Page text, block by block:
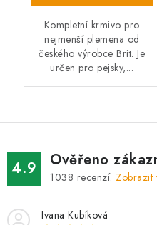
Kompletní krmivo pro
nejmenší plemena od
českého výrobce Brit. Je
určen pro pejsky,...
4.9 Ověřeno
1038 recenzí. Zobrazit
Ivana Kubíková